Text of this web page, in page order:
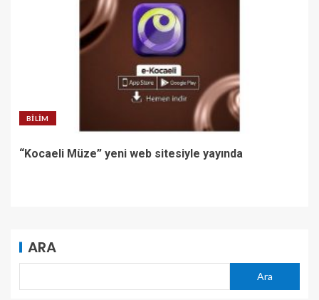
BILIM
“Kocaeli Müze” yeni web sitesiyle yayında
ARA
Ara